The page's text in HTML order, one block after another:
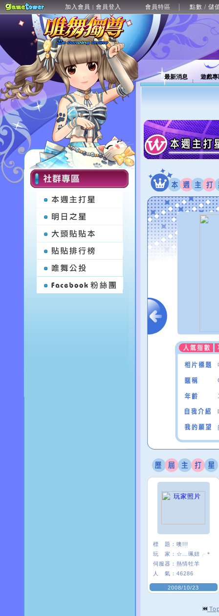
加入會員 | 會員登入 會員特區 點數 / 儲
最新消息 遊戲
標 題： 噢!!!
玩 家： ☆﹏珮妞╭＊
伺服器： 熱情牡羊
人 氣： 46286
2008/10/23